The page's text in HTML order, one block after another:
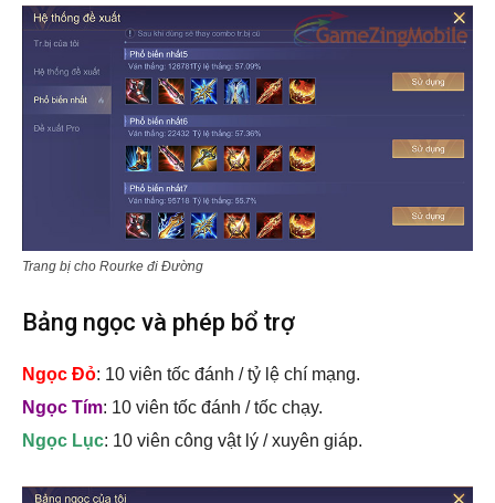
Trang bị cho Rourke đi Đường
Bảng ngọc và phép bổ trợ
Ngọc Đỏ: 10 viên tốc đánh / tỷ lệ chí mạng.
Ngọc Tím: 10 viên tốc đánh / tốc chạy.
Ngọc Lục: 10 viên công vật lý / xuyên giáp.